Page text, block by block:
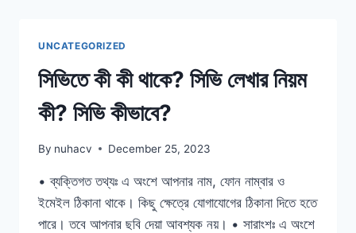
UNCATEGORIZED
সিভিতে কী কী থাকে? সিভি লেখার নিয়ম
কী? সিভি কীভাবে?
By nuhacv December 25, 2023
• ব্যক্তিগত তথ্যঃ এ অংশে আপনার নাম, ফোন নাম্বার ও
ইমেইল ঠিকানা থাকে। কিছু ক্ষেত্রে যোগাযোগের ঠিকানা দিতে হতে
পারে। তবে আপনার ছবি দেয়া আবশ্যক নয়। • সারাংশঃ এ অংশে